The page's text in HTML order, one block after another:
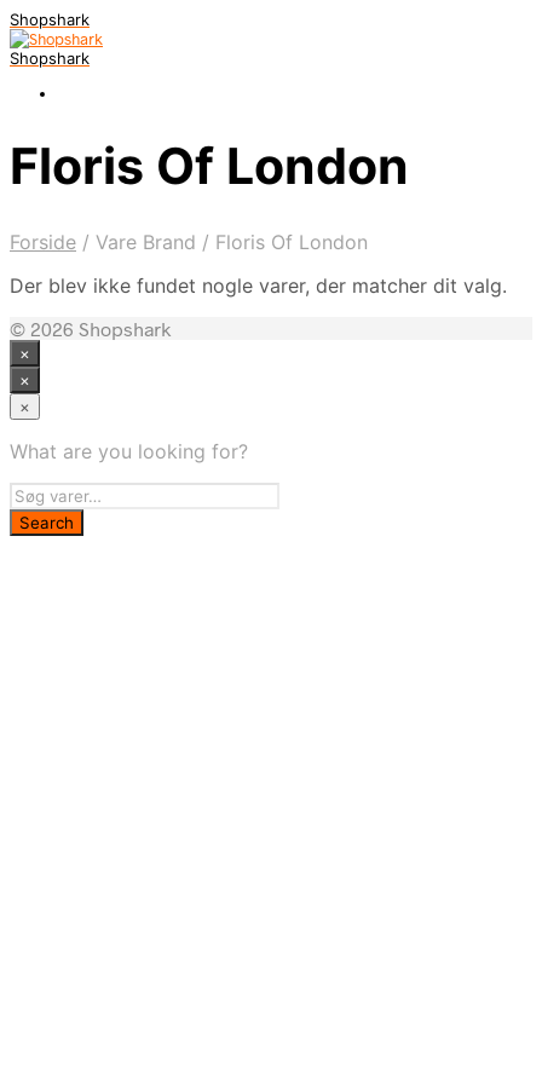
Shopshark
Shopshark
Floris Of London
Forside / Vare Brand / Floris Of London
Der blev ikke fundet nogle varer, der matcher dit valg.
© 2026 Shopshark
×
×
×
What are you looking for?